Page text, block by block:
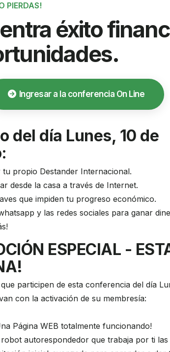
PIERDAS!
éxito
Ingresar a la conferencia On Line
del día Lunes, 10 de
tu propio Destander Internacional.
desde la casa a través de Internet.
que impiden tu progreso económico.
y las redes sociales para ganar
ESPECIAL -
participen de esta conferencia del día
con la activación de su membresía:
Página WEB totalmente funcionando!
autorespondedor que trabaja por ti